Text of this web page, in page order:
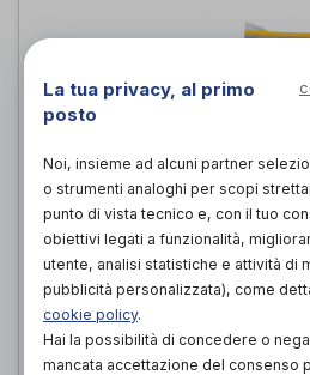
CARROZZINA DA
SOLEMARE
diOff.carr
La tua privacy, al primo
posto
Noi, insieme ad alcuni partner
o strumenti analoghi per scopi
punto di vista tecnico e, con il tuo
obiettivi legati a funzionalità,
utente, analisi statistiche e attività di
pubblicità personalizzata), come
cookie policy.
Hai la possibilità di concedere o
mancata accettazione del